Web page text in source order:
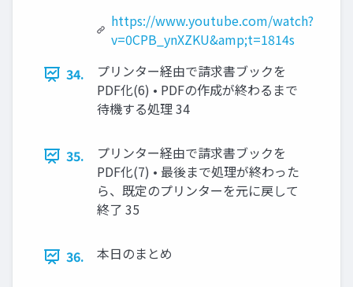
https://www.youtube.com/watch?
v=0CPB_ynXZKU&amp;t=1814s
34.
プリンター経由で請求書ブックを
PDF化(6) • PDFの作成が終わるまで
待機する処理 34
35.
プリンター経由で請求書ブックを
PDF化(7) • 最後まで処理が終わった
ら、既定のプリンターを元に戻して
終了 35
36. 本日のまとめ